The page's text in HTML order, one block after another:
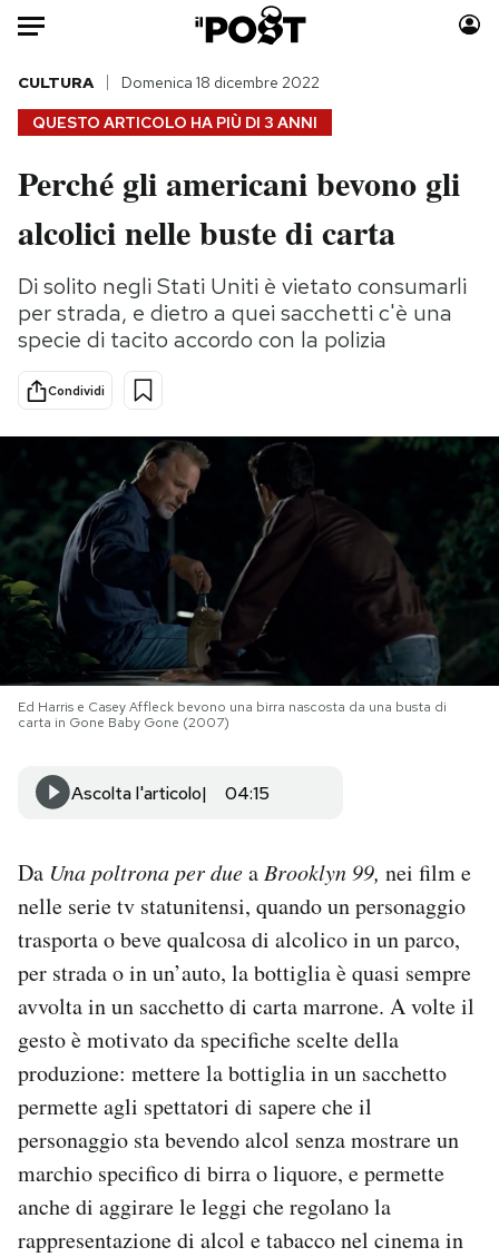
Auto
HOME
Italia
Politica
Tecnologia
Internet
Scienza
Cultura
Economia
Moda
Consumismi
Storie/Idee
Ok Boomer!
Media
Mondiali calcio 2026
PODCAST
NEWSLETTER
I MIEI PREFERITI
AREA PERSONALE
Area Personale
Newsletter
Notifiche mobile
Regala il Post
Hai bisogno di aiuto?
Esci
QUESTO ARTICOLO HA PIÙ DI 3 ANNI
CULTURA Domenica 18 dicembre 2022
Perché gli americani bevono gli
alcolici nelle buste di carta
Di solito negli Stati Uniti è vietato consumarli
per strada, e dietro a quei sacchetti c'è una
specie di tacito accordo con la polizia
Condividi
Ed Harris e Casey Affleck bevono una birra nascosta da una busta di
carta in Gone Baby Gone (2007)
Ascolta l'articolo 04:15
Da Una poltrona per dueaBrooklyn 99, nei film e
nelle serie tv statunitensi, quando un personaggio
trasporta o beve qualcosa di alcolico in un parco,
per strada o in un’auto, la bottiglia è quasi sempre
avvolta in un sacchetto di carta marrone. A volte il
gesto è motivato da specifiche scelte della
produzione: mettere la bottiglia in un sacchetto
permette agli spettatori di sapere che il
personaggio sta bevendo alcol senza mostrare un
marchio specifico di birra o liquore, e permette
anche di aggirare le leggi che regolano la
rappresentazione di alcol e tabacco nel cinema in